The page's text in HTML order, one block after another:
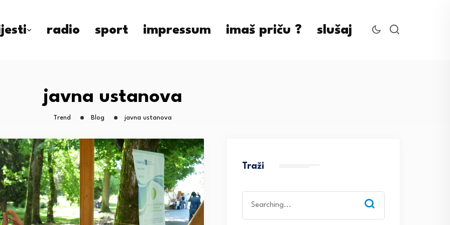
radio sport impressum imaš priču ? slušaj
javna ustanova
Trend Blog javna ustanova
Traži
for: